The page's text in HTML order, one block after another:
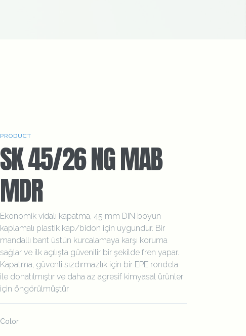
PRODUCT
SK 45/26 NG MAB
MDR
Ekonomik vidalı kapatma, 45 mm DIN boyun
kaplamalı plastik kap/bidon için uygundur. Bir
mandallı bant üstün kurcalamaya karşı koruma
sağlar ve ilk açılışta güvenilir bir şekilde fren yapar.
Kapatma, güvenli sızdırmazlık için bir EPE rondela
ile donatılmıştır ve daha az agresif kimyasal ürünler
için öngörülmüştür
Color